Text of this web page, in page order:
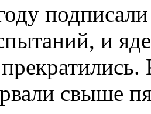
и
свыше